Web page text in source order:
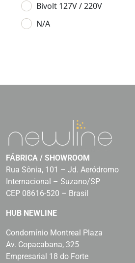
Bivolt 127V / 220V
N/A
FÁBRICA / SHOWROOM
Rua Sônia, 101 – Jd. Aeródromo
Internacional – Suzano/SP
CEP 08616-520 – Brasil
HUB NEWLINE
Condomínio Montreal Plaza
Av. Copacabana, 325
Empresarial 18 do Forte